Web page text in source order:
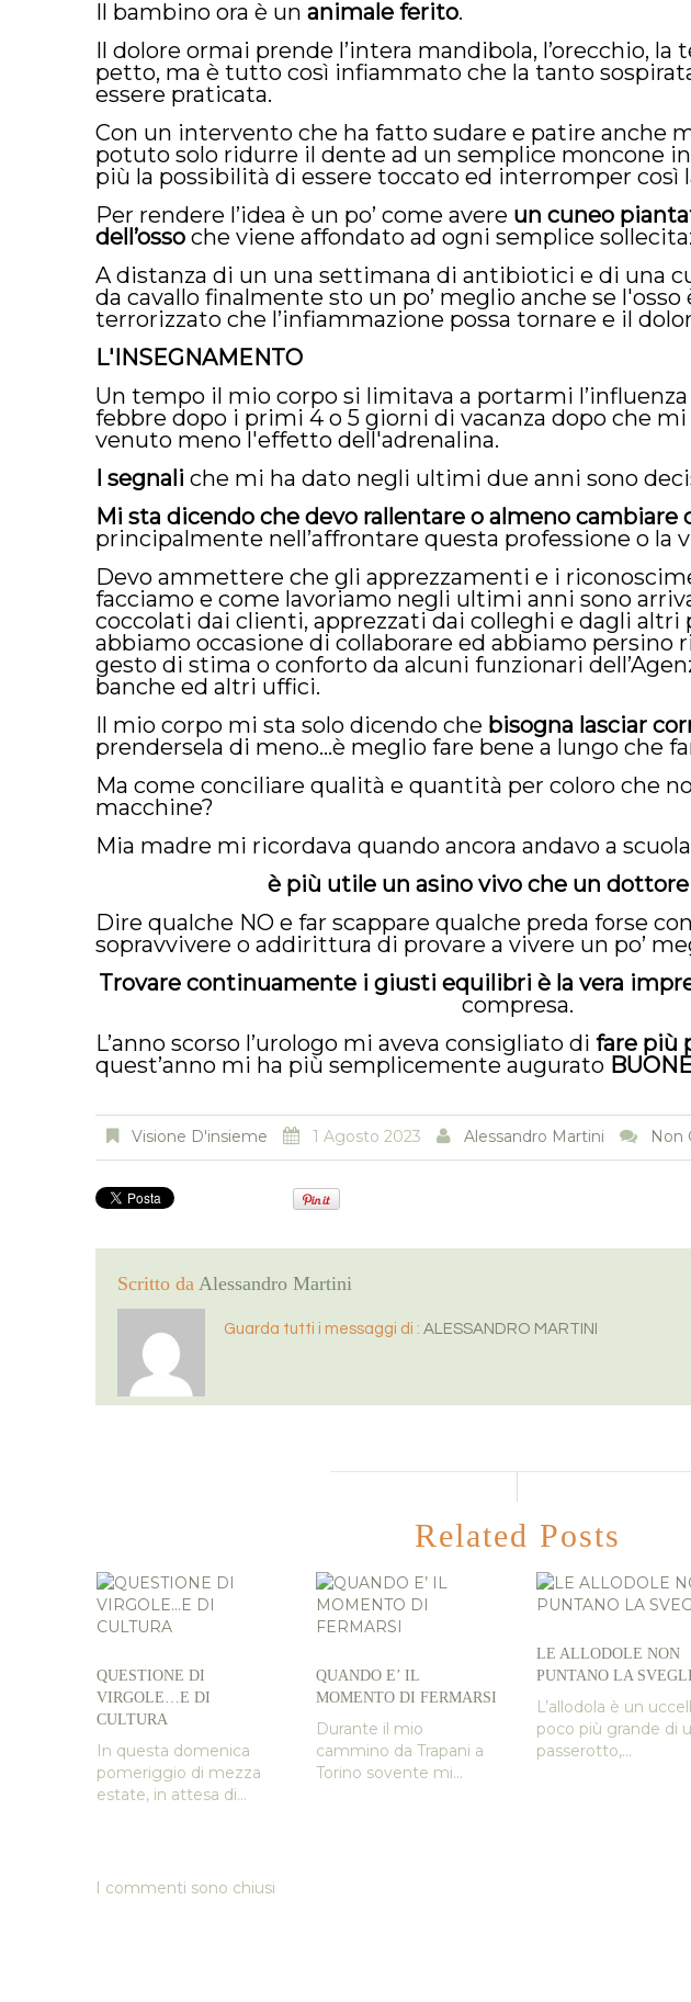
Il bambino ora è un animale ferito.
Il dolore ormai prende l’intera mandibola, l’orecchio, la
petto, ma è tutto così infiammato che la tanto
essere praticata.
Con un intervento che ha fatto sudare e patire anche
potuto solo ridurre il dente ad un semplice moncone
più la possibilità di essere toccato ed interromper così
Per rendere l’idea è un po’ come avere un cuneo
dell’osso che viene affondato ad ogni semplice
A distanza di un una settimana di antibiotici e di una
da cavallo finalmente sto un po’ meglio anche se
terrorizzato che l’infiammazione possa tornare e il
L'INSEGNAMENTO
Un tempo il mio corpo si limitava a portarmi
febbre dopo i primi 4 o 5 giorni di vacanza dopo che mi
venuto meno l'effetto dell'adrenalina.
I segnali che mi ha dato negli ultimi due anni sono
Mi sta dicendo che devo rallentare o almeno cambiare
principalmente nell’affrontare questa professione o la
Devo ammettere che gli apprezzamenti e i
facciamo e come lavoriamo negli ultimi anni sono
coccolati dai clienti, apprezzati dai colleghi e dagli altri
abbiamo occasione di collaborare ed abbiamo
gesto di stima o conforto da alcuni funzionari
banche ed altri uffici.
Il mio corpo mi sta solo dicendo che bisogna lasciar
prendersela di meno…è meglio fare bene a lungo che
Ma come conciliare qualità e quantità per coloro che
macchine?
Mia madre mi ricordava quando ancora andavo a
è più utile un asino vivo che un
Dire qualche NO e far scappare qualche preda forse
sopravvivere o addirittura di provare a vivere un po’
Trovare continuamente i giusti equilibri è la vera
compresa.
L’anno scorso l’urologo mi aveva consigliato di fare più
quest’anno mi ha più semplicemente augurato
Visione D'insieme 1 Agosto 2023 Alessandro Martini Non
Scritto da Alessandro Martini
Guarda tutti i messaggi di : ALESSANDRO MARTINI
Related Posts
QUESTIONE DI
VIRGOLE…E DI
CULTURA
In questa domenica
pomeriggio di mezza
estate, in attesa di...
QUANDO E’ IL
MOMENTO DI FERMARSI
Durante il mio
cammino da Trapani a
Torino sovente mi...
LE ALLODOLE NON
PUNTANO LA
L’allodola è un
poco più grande di
passerotto,...
I commenti sono chiusi